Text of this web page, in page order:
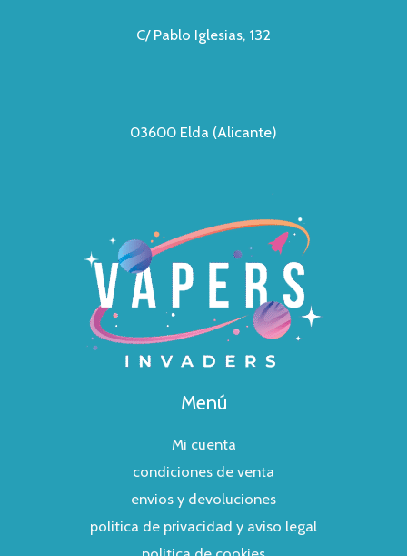
C/ Pablo Iglesias, 132
03600 Elda (Alicante)
Menú
Mi cuenta
condiciones de venta
envios y devoluciones
politica de privacidad y aviso legal